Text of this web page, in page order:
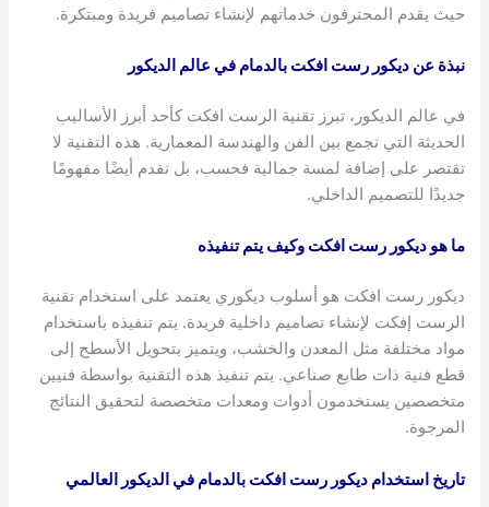
حيث يقدم المحترفون خدماتهم لإنشاء تصاميم فريدة ومبتكرة.
نبذة عن ديكور رست افكت بالدمام في عالم الديكور
في عالم الديكور، تبرز تقنية الرست افكت كأحد أبرز الأساليب
الحديثة التي تجمع بين الفن والهندسة المعمارية. هذه التقنية لا
تقتصر على إضافة لمسة جمالية فحسب، بل تقدم أيضًا مفهومًا
جديدًا للتصميم الداخلي.
ما هو ديكور رست افكت وكيف يتم تنفيذه
ديكور رست افكت هو أسلوب ديكوري يعتمد على استخدام تقنية
الرست إفكت لإنشاء تصاميم داخلية فريدة. يتم تنفيذه باستخدام
مواد مختلفة مثل المعدن والخشب، ويتميز بتحويل الأسطح إلى
قطع فنية ذات طابع صناعي. يتم تنفيذ هذه التقنية بواسطة فنيين
متخصصين يستخدمون أدوات ومعدات متخصصة لتحقيق النتائج
المرجوة.
تاريخ استخدام ديكور رست افكت بالدمام في الديكور العالمي